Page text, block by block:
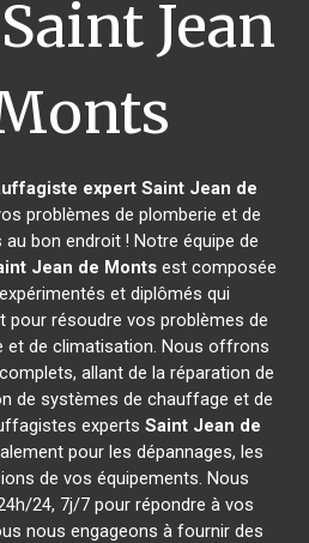
Jean
expert Saint Jean de
problèmes de plomberie et de
bon endroit ! Notre équipe de
Jean de Montsest composée
et diplômés qui
pour résoudre vos problèmes de
et de climatisation. Nous offrons
allant de la réparation de
de systèmes de chauffage et de
experts Saint Jean de
pour les dépannages, les
de vos équipements. Nous
24, 7j/7 pour répondre à vos
nous engageons à fournir des